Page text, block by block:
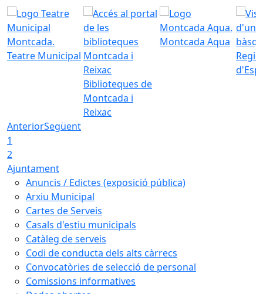
Teatre Municipal
Biblioteques de
Montcada i
Reixac
Montcada Aqua
AnteriorSegüent
1
2
Ajuntament
Anuncis / Edictes (exposició pública)
Arxiu Municipal
Cartes de Serveis
Casals d'estiu municipals
Catàleg de serveis
Codi de conducta dels alts càrrecs
Convocatòries de selecció de personal
Comissions informatives